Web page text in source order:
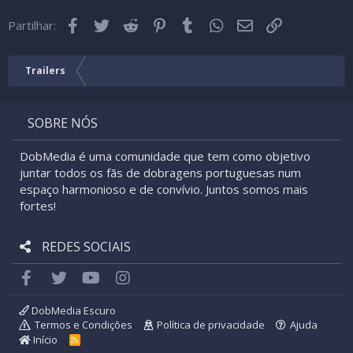
26
Trebuchet MS
Partilhar: Facebook
Twitter Reddit Pinterest
Tumblr WhatsApp
Email
Trailers
SOBRE NÓS
DobMedia é uma comunidade que tem como objetivo
juntar todos os fãs de dobragens portuguesas num
espaço harmonioso e de convívio. Juntos somos mais
fortes!
REDES SOCIAIS
FacebookTwitter youtube
DobMedia Escuro
Termos e Condições
Política de privacidade
Ajuda
Início
R